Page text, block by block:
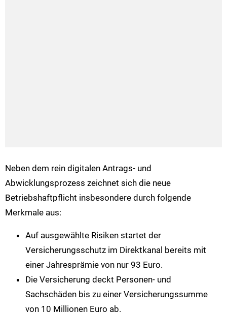
Neben dem rein digitalen Antrags- und
Abwicklungsprozess zeichnet sich die neue
Betriebshaftpflicht insbesondere durch folgende
Merkmale aus:
Auf ausgewählte Risiken startet der
Versicherungsschutz im Direktkanal bereits mit
einer Jahresprämie von nur 93 Euro.
Die Versicherung deckt Personen- und
Sachschäden bis zu einer Versicherungssumme
von 10 Millionen Euro ab.